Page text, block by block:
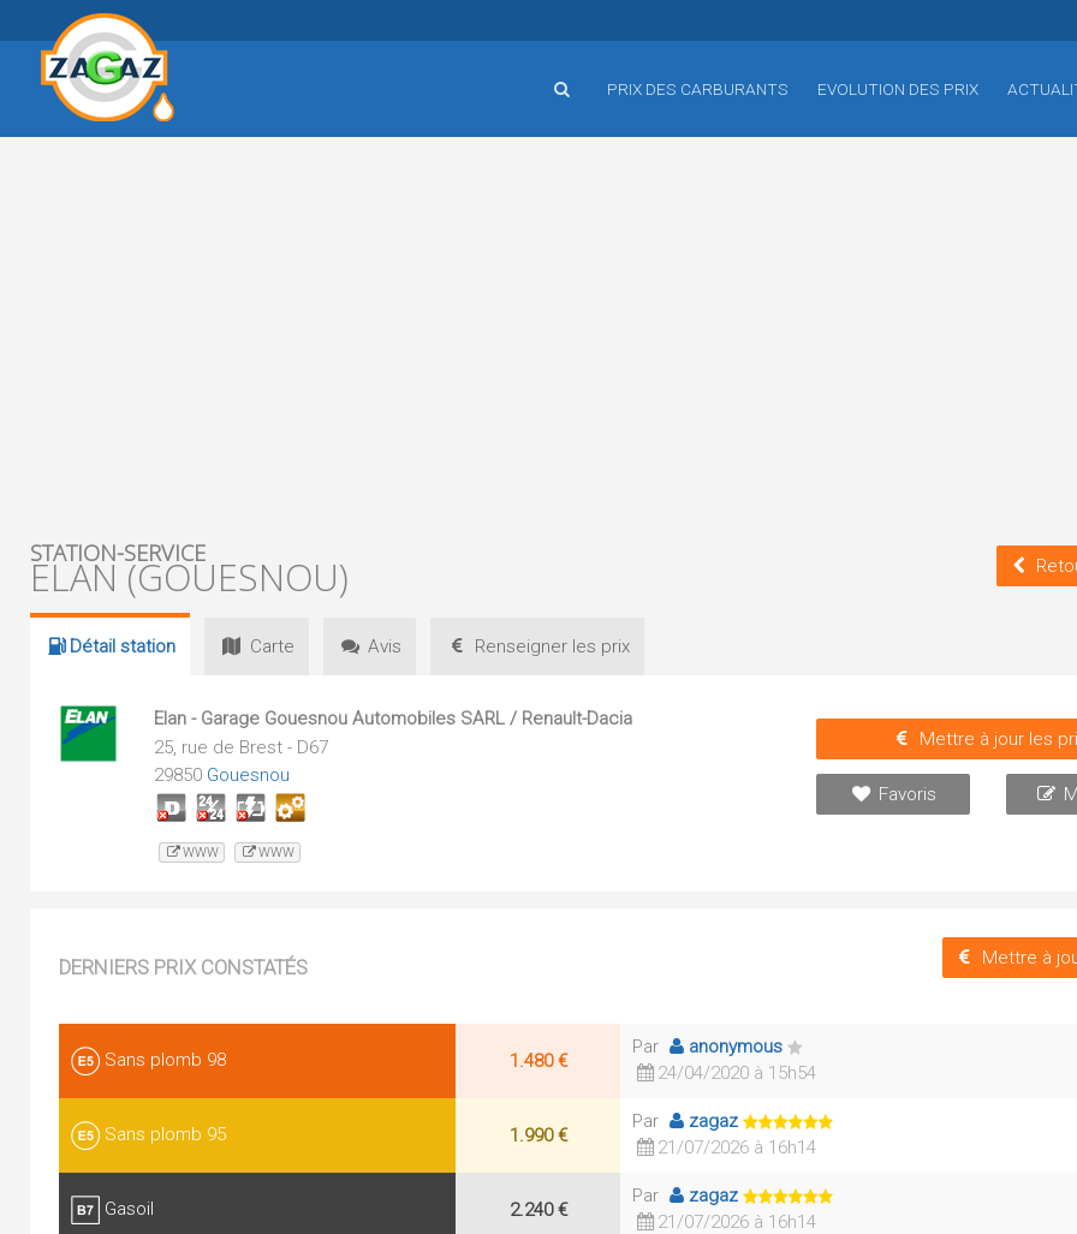
PRIX DES CARBURANTS EVOLUTION DES PRIX
STATION-SERVICE
ELAN (GOUESNOU)
Détail station Carte Avis Renseigner les prix
Elan - Garage Gouesnou Automobiles SARL / Renault-Dacia
25, rue de Brest - D67
29850 Gouesnou
WWW WWW
Mettre à jour les
Favoris
DERNIERS PRIX CONSTATÉS Mettre à
Sans plomb 98 1.480 €
Par
anonymous
24/04/2020 à 15h54
Sans plomb 95 1.990 €
Par
zagaz
21/07/2026 à 16h14
Gasoil 2.240 €
Par
zagaz
21/07/2026 à 16h14